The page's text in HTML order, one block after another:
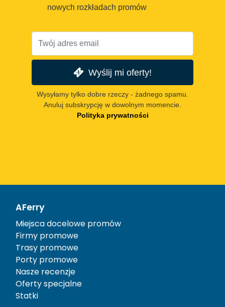
nowych rozkładach promów
Wyślij mi oferty!
Wysyłamy tylko dobre rzeczy - żadnego spamu.
Anuluj subskrypcję w dowolnym momencie.
Polityka prywatności
AFerry
Miejsca docelowe promów
Firmy promowe
Trasy promowe
Porty promowe
Nasze recenzje
Oferty specjalne
Statki